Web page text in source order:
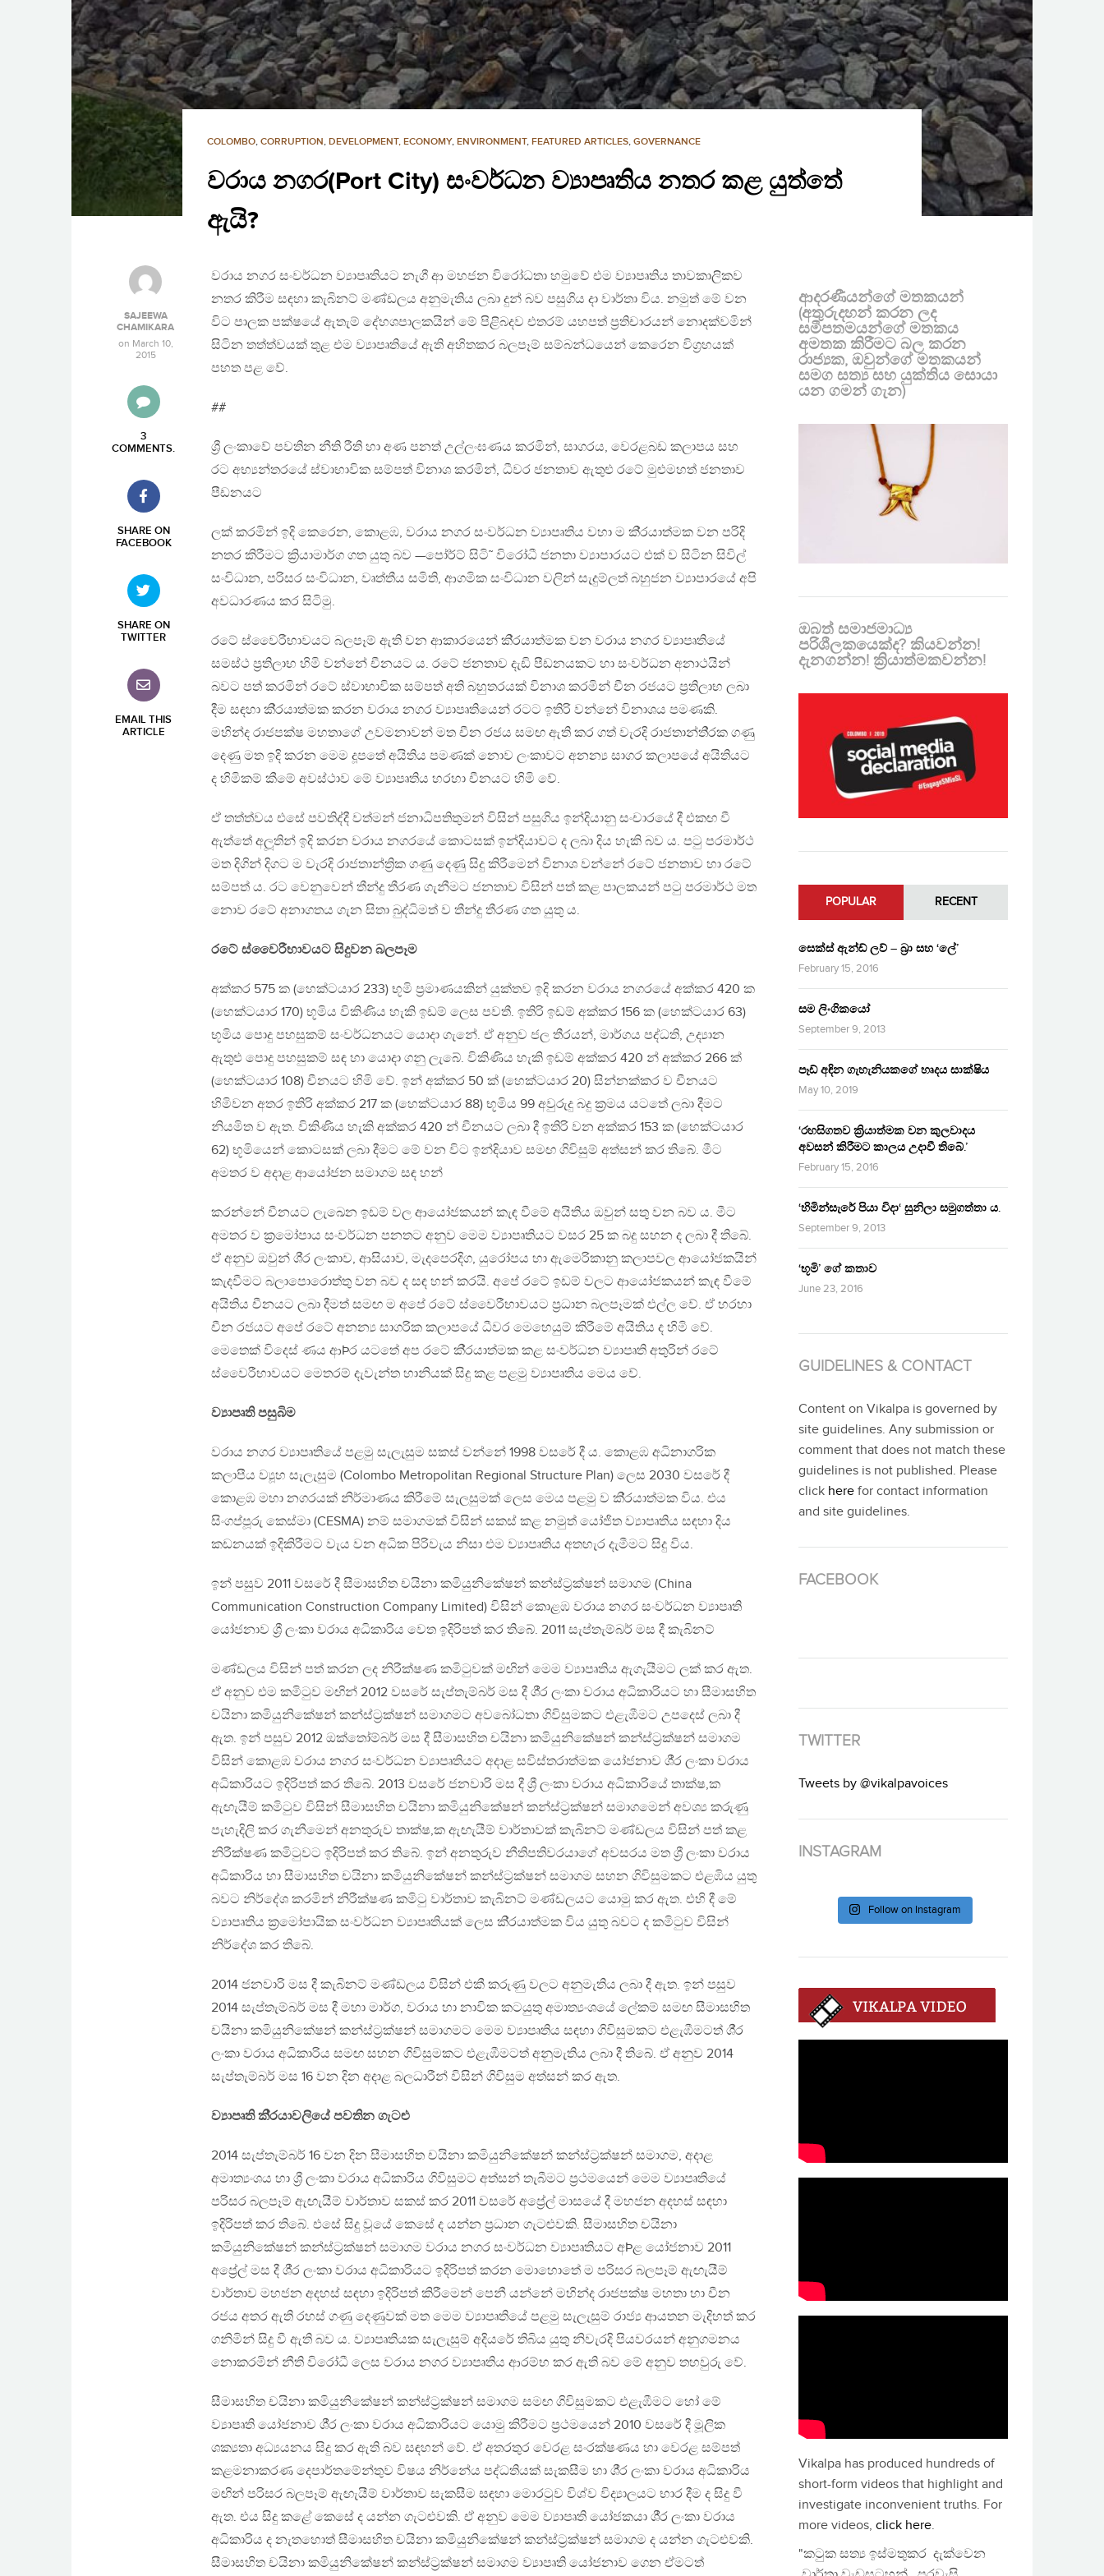
COLOMBO, CORRUPTION, DEVELOPMENT, ECONOMY, ENVIRONMENT, FEATURED ARTICLES, GOVERNANCE
වරාය නගර(Port City) සංවර්ධන ව්‍යාපෘතිය නතර කළ යුත්තේ
ඇයි?
SAJEEWA
CHAMIKARA
on March 10,
2015
3
COMMENTS.
SHARE ON
FACEBOOK
SHARE ON
TWITTER
EMAIL THIS
ARTICLE
වරාය නගර සංවර්ධන ව්‍යාපෘතියට නැගී ආ මහජන විරෝධතා හමුවේ එම ව්‍යාපෘතිය තාවකාලිකව
නතර කිරීම සඳහා කැබිනට් මණ්ඩලය අනුමැතිය ලබා දුන් බව පසුගිය දා වාර්තා විය. නමුත් මේ වන
විට පාලක පක්ෂයේ ඇතැම් දේහශපාලකයින් මේ පිළිබදව එතරම් යහපත් ප්‍රතිචාරයන් නොදක්වමින්
සිටින තත්ත්වයක් තුළ එම ව්‍යාපෘතියේ ඇති අහිතකර බලපෑම් සම්බන්ධයෙන් කෙරෙන විග්‍රහයක්
පහත පළ වේ.
##
ශ්‍රී ලංකාවේ පවතින නීති රීති හා අණ පනත් උල්ලංඝණය කරමින්, සාගරය, වෙරළබඩ කලාපය සහ
රට අභ්‍යන්තරයේ ස්වාභාවික සම්පත් විනාශ කරමින්, ධීවර ජනතාව ඇතුළු රටේ මුළුමහත් ජනතාව
පීඩනයට
ලක් කරමින් ඉදි කෙරෙන, කොළඹ, වරාය නගර සංවර්ධන ව්‍යාපෘතිය වහා ම කි්‍රයාත්මක වන පරිදි
නතර කිරීමට ක්‍රියාමාර්ග ගත යුතු බව —පෝර්ට් සිටි˜ විරෝධී ජනතා ව්‍යාපාරයට එක් ව සිටින සිවිල්
සංවිධාන, පරිසර සංවිධාන, වෘත්තීය සමිති, ආගමික සංවිධාන වලින් සැදුම්ලත් බහුජන ව්‍යාපාරයේ අපි
අවධාරණය කර සිටිමු.
රටේ ස්වෛරීභාවයට බලපෑම් ඇති වන ආකාරයෙන් කි්‍රයාත්මක වන වරාය නගර ව්‍යාපෘතියේ
සමස්ථ ප්‍රතිලාභ හිමි වන්නේ චීනයට ය. රටේ ජනතාව දැඩි පීඩනයකට හා සංවර්ධන අනාථයින්
බවට පත් කරමින් රටේ ස්වාභාවික සම්පත් අති බහුතරයක් විනාශ කරමින් චීන රජයට ප්‍රතිලාභ ලබා
දීම සඳහා කි්‍රයාත්මක කරන වරාය නගර ව්‍යාපෘතියෙන් රටට ඉතිරි වන්නේ විනාශය පමණකි.
මහින්ද රාජපක්ෂ මහතාගේ උවමනාවන් මත චීන රජය සමඟ ඇති කර ගත් වැරදි රාජතාන්ති්‍රක ගණු
දෙණු මත ඉදි කරන මෙම දූපතේ අයිතිය පමණක් නොව ලංකාවට අනන්‍ය සාගර කලාපයේ අයිතියට
ද හිමිකම් කීමේ අවස්ථාව මේ ව්‍යාපෘතිය හරහා චීනයට හිමි වේ.
ඒ තත්ත්වය එසේ පවතිද්දී වත්මන් ජනාධිපතිතුමන් විසින් පසුගිය ඉන්දියානු සංචාරයේ දී එකඟ වී
ඇත්තේ අලූතින් ඉදි කරන වරාය නගරයේ කොටසක් ඉන්දියාවට ද ලබා දිය හැකි බව ය. පටු පරමාර්ථ
මත දිගින් දිගට ම වැරදි රාජතාන්ත්‍රික ගණු දෙණු සිදු කිරීමෙන් විනාශ වන්නේ රටේ ජනතාව හා රටේ
සම්පත් ය. රට වෙනුවෙන් තීන්දු තීරණ ගැනීමට ජනතාව විසින් පත් කළ පාලකයන් පටු පරමාර්ථ මත
නොව රටේ අනාගතය ගැන සිතා බුද්ධිමත් ව තීන්දු තීරණ ගත යුතු ය.
රටේ ස්වෛරීභාවයට සිදුවන බලපෑම
අක්කර 575 ක (හෙක්ටයාර 233) භූමි ප්‍රමාණයකින් යුක්තව ඉදි කරන වරාය නගරයේ අක්කර 420 ක
(හෙක්ටයාර 170) භූමිය විකිණිය හැකි ඉඩම් ලෙස පවතී. ඉතිරි ඉඩම් අක්කර 156 ක (හෙක්ටයාර 63)
භූමිය පොදු පහසුකම් සංවර්ධනයට යොදා ගැනේ. ඒ අනුව ජල තීරයන්, මාර්ගය පද්ධති, උද්‍යාන
ඇතුළු පොදු පහසුකම් සඳ හා යොදා ගනු ලැබේ. විකිණිය හැකි ඉඩම් අක්කර 420 න් අක්කර 266 ක්
(හෙක්ටයාර 108) චීනයට හිමි වේ. ඉන් අක්කර 50 ක් (හෙක්ටයාර 20) සින්නක්කර ව චීනයට
හිමිවන අතර ඉතිරි අක්කර 217 ක (හෙක්ටයාර 88) භූමිය 99 අවුරුදු බදු ක්‍රමය යටතේ ලබා දීමට
නියමිත ව ඇත. විකිණිය හැකි අක්කර 420 න් චීනයට ලබා දී ඉතිරි වන අක්කර 153 ක (හෙක්ටයාර
62) භූමියෙන් කොටසක් ලබා දීමට මේ වන විට ඉන්දියාව සමඟ ගිවිසුම් අත්සන් කර තිබේ. මීට
අමතර ව අදාළ ආයෝජන සමාගම සඳ හන්
කරන්නේ චීනයට ලැඛෙන ඉඩම් වල ආයෝජකයන් කැඳ වීමේ අයිතිය ඔවුන් සතු වන බව ය. මීට
අමතර ව ක්‍රමෝපාය සංවර්ධන පනතට අනුව මෙම ව්‍යාපෘතියට වසර 25 ක බදු සහන ද ලබා දී තිබේ.
ඒ අනුව ඔවුන් ශි්‍ර ලංකාව, ආසියාව, මැදපෙරදිග, යුරෝපය හා ඇමෙරිකානු කලාපවල ආයෝජකයින්
කැදවීමට බලාපොරොත්තු වන බව ද සඳ හන් කරයි. අපේ රටේ ඉඩම් වලට ආයෝජකයන් කැඳ වීමේ
අයිතිය චීනයට ලබා දීමත් සමඟ ම අපේ රටේ ස්වෛරීභාවයට ප්‍රධාන බලපෑමක් එල්ල වේ. ඒ හරහා
චීන රජයට අපේ රටේ අනන්‍ය සාගරික කලාපයේ ධීවර මෙහෙයුම් කිරීමේ අයිතිය ද හිමි වේ.
මෙතෙක් විදෙස් ණය ආÞර යටතේ අප රටේ කි්‍රයාත්මක කළ සංවර්ධන ව්‍යාපෘති අතුරින් රටේ
ස්වෛරීභාවයට මෙතරම් දැවැන්ත හානියක් සිදු කළ පළමු ව්‍යාපෘතිය මෙය වේ.
ව්‍යාපෘති පසුබිම
වරාය නගර ව්‍යාපෘතියේ පළමු සැලැසුම සකස් වන්නේ 1998 වසරේ දී ය. කොළඹ අධිනාගරික
කලාපීය ව්‍යූහ සැලැසුම (Colombo Metropolitan Regional Structure Plan) ලෙස 2030 වසරේ දී
කොළඹ මහා නගරයක් නිර්මාණය කිරීමේ සැලසුමක් ලෙස මෙය පළමු ව කි්‍රයාත්මක විය. එය
සිංගප්පූරු කෙස්මා (CESMA) නම් සමාගමක් විසින් සකස් කළ නමුත් යෝජිත ව්‍යාපෘතිය සඳහා දිය
කඩනයක් ඉදිකිරීමට වැය වන අධික පිරිවැය නිසා එම ව්‍යාපෘතිය අතහැර දැමීමට සිදු විය.
ඉන් පසුව 2011 වසරේ දී සීමාසහිත චයිනා කමියුනිකේෂන් කන්ස්ට්‍රක්ෂන් සමාගම (China
Communication Construction Company Limited) විසින් කොළඹ වරාය නගර සංවර්ධන ව්‍යාපෘති
යෝජනාව ශ්‍රී ලංකා වරාය අධිකාරිය වෙත ඉදිරිපත් කර තිබේ. 2011 සැප්තැම්බර් මස දී කැබිනට්
මණ්ඩලය විසින් පත් කරන ලද නිරීක්ෂණ කමිටුවක් මඟින් මෙම ව්‍යාපෘතිය ඇගැයීමට ලක් කර ඇත.
ඒ අනුව එම කමිටුව මඟින් 2012 වසරේ සැප්තැම්බර් මස දී ශී්‍ර ලංකා වරාය අධිකාරියට හා සීමාසහිත
චයිනා කමියුනිකේෂන් කන්ස්ට්‍රක්ෂන් සමාගමට අවබෝධතා ගිවිසුමකට එළැඹීමට උපදෙස් ලබා දී
ඇත. ඉන් පසුව 2012 ඔක්තෝම්බර් මස දී සීමාසහිත චයිනා කමියුනිකේෂන් කන්ස්ට්‍රක්ෂන් සමාගම
විසින් කොළඹ වරාය නගර සංවර්ධන ව්‍යාපෘතියට අදාළ සවිස්තරාත්මක යෝජනාව ශී්‍ර ලංකා වරාය
අධිකාරියට ඉදිරිපත් කර තිබේ. 2013 වසරේ ජනවාරි මස දී ශ්‍රී ලංකා වරාය අධිකාරියේ තාක්ෂ‚ක
ඇඟැයීම් කමිටුව විසින් සීමාසහිත චයිනා කමියුනිකේෂන් කන්ස්ට්‍රක්ෂන් සමාගමෙන් අවශ්‍ය කරුණු
පැහැදිලි කර ගැනීමෙන් අනතුරුව තාක්ෂ‚ක ඇඟැයීම් වාර්තාවක් කැබිනට් මණ්ඩලය විසින් පත් කළ
නිරීක්ෂණ කමිටුවට ඉදිරිපත් කර තිබේ. ඉන් අනතුරුව නීතිපතිවරයාගේ අවසරය මත ශ්‍රී ලංකා වරාය
අධිකාරිය හා සීමාසහිත චයිනා කමියුනිකේෂන් කන්ස්ට්‍රක්ෂන් සමාගම සහන ගිවිසුමකට එළඹිය යුතු
බවට නිර්දේශ කරමින් නිරීක්ෂණ කමිටු වාර්තාව කැබිනට් මණ්ඩලයට යොමු කර ඇත. එහි දී මේ
ව්‍යාපෘතිය ක්‍රමෝපායික සංවර්ධන ව්‍යාපෘතියක් ලෙස කි්‍රයාත්මක විය යුතු බවට ද කමිටුව විසින්
නිර්දේශ කර තිබේ.
2014 ජනවාරි මස දී කැබිනට් මණ්ඩලය විසින් එකී කරුණු වලට අනුමැතිය ලබා දී ඇත. ඉන් පසුව
2014 සැප්තැම්බර් මස දී මහා මාර්ග, වරාය හා නාවික කටයුතු අමාත්‍යංශයේ ලේකම් සමඟ සීමාසහිත
චයිනා කමියුනිකේෂන් කන්ස්ට්‍රක්ෂන් සමාගමට මෙම ව්‍යාපෘතිය සඳහා ගිවිසුමකට එළැඹීමටත් ශී්‍ර
ලංකා වරාය අධිකාරිය සමඟ සහන ගිවිසුමකට එළැඹීමටත් අනුමැතිය ලබා දී තිබේ. ඒ අනුව 2014
සැප්තැම්බර් මස 16 වන දින අදාළ බලධාරීන් විසින් ගිවිසුම අත්සන් කර ඇත.
ව්‍යාපෘති කි්‍රයාවලියේ පවතින ගැටළු
2014 සැප්තැම්බර් 16 වන දින සීමාසහිත චයිනා කමියුනිකේෂන් කන්ස්ට්‍රක්ෂන් සමාගම, අදාළ
අමාත්‍යංශය හා ශ්‍රී ලංකා වරාය අධිකාරිය ගිවිසුමට අත්සන් තැබීමට ප්‍රථමයෙන් මෙම ව්‍යාපෘතියේ
පරිසර බලපෑම් ඇඟැයීම් වාර්තාව සකස් කර 2011 වසරේ අප්‍රේල් මාසයේ දී මහජන අදහස් සඳහා
ඉදිරිපත් කර තිබේ. එසේ සිදු වූයේ කෙසේ ද යන්න ප්‍රධාන ගැටළුවකි. සීමාසහිත චයිනා
කමියුනිකේෂන් කන්ස්ට්‍රක්ෂන් සමාගම වරාය නගර සංවර්ධන ව්‍යාපෘතියට අÞළ යෝජනාව 2011
අප්‍රේල් මස දී ශී්‍ර ලංකා වරාය අධිකාරියට ඉදිරිපත් කරන මොහොතේ ම පරිසර බලපෑම් ඇඟැයීම්
වාර්තාව මහජන අදහස් සඳහා ඉදිරිපත් කිරීමෙන් පෙනී යන්නේ මහින්ද රාජපක්ෂ මහතා හා චීන
රජය අතර ඇති රහස් ගණු දෙණුවක් මත මෙම ව්‍යාපෘතියේ පළමු සැලැසුම් රාජ්‍ය ආයතන මැදිහත් කර
ගනිමින් සිදු වී ඇති බව ය. ව්‍යාපෘතියක සැලැසුම් අදියරේ තිබිය යුතු නිවැරදි පියවරයන් අනුගමනය
නොකරමින් නීති විරෝධී ලෙස වරාය නගර ව්‍යාපෘතිය ආරම්භ කර ඇති බව මේ අනුව තහවුරු වේ.
සීමාසහිත චයිනා කමියුනිකේෂන් කන්ස්ට්‍රක්ෂන් සමාගම සමඟ ගිවිසුමකට එළැඹීමට හෝ මේ
ව්‍යාපෘති යෝජනාව ශී්‍ර ලංකා වරාය අධිකාරියට යොමු කිරීමට ප්‍රථමයෙන් 2010 වසරේ දී මූලික
ශක්‍යතා අධ්‍යයනය සිදු කර ඇති බව සඳහන් වේ. ඒ අතරතුර වෙරළ සංරක්ෂණය හා වෙරළ සම්පත්
කළමනාකරණ දෙපාර්තමේන්තුව විෂය නිර්නේය පද්ධතියක් සැකසීම හා ශී්‍ර ලංකා වරාය අධිකාරිය
මඟින් පරිසර බලපෑම් ඇඟැයීම් වාර්තාව සැකසීම සඳහා මොරටුව විශ්ව විද්‍යාලයට භාර දීම ද සිදු වී
ඇත. එය සිදු කළේ කෙසේ ද යන්න ගැටළුවකි. ඒ අනුව මෙම ව්‍යාපෘති යෝජකයා ශී්‍ර ලංකා වරාය
අධිකාරිය ද නැතහොත් සීමාසහිත චයිනා කමියුනිකේෂන් කන්ස්ට්‍රක්ෂන් සමාගම ද යන්න ගැටළුවකි.
සීමාසහිත චයිනා කමියුනිකේෂන් කන්ස්ට්‍රක්ෂන් සමාගම ව්‍යාපෘති යෝජනාව ගෙන ඒමටත්
ආදරණීයන්ගේ මතකයන්
(අතුරුදහන් කරන ලද
සමීපතමයන්ගේ මතකය
අමතක කිරීමට බල කරන
රාජ්‍යක, ඔවුන්ගේ මතකයන්
සමග සත්‍ය සහ යුක්තිය සොයා
යන ගමන් ගැන)
ඔබත් සමාජමාධ්‍ය
පරිශීලකයෙක්ද? කියවන්න!
දැනගන්න! ක්‍රියාත්මකවන්න!
POPULAR RECENT
සෙක්ස් ඇන්ඩ් ලව් – බ්‍රා සහ ‘ලේ’
February 15, 2016
සම ලිංගිකයෝ
September 9, 2013
පෑඩ් අඳින ගැහැනියකගේ හෘදය සාක්ෂිය
May 10, 2019
‘රහසිගතව ක්‍රියාත්මක වන කුලවාදය
අවසන් කිරීමට කාලය උදාවී තිබේ.’
February 15, 2016
‘හිමින්සැරේ පියා විදා‘ සුනිලා සමුගත්තා ය.
September 9, 2013
‘භූමි’ ගේ කතාව
June 23, 2016
GUIDELINES & CONTACT
Content on Vikalpa is governed by
site guidelines. Any submission or
comment that does not match these
guidelines is not published. Please
click here for contact information
and site guidelines.
FACEBOOK
TWITTER
Tweets by @vikalpavoices
INSTAGRAM
Follow on Instagram
Vikalpa has produced hundreds of
short-form videos that highlight and
investigate inconvenient truths. For
more videos, click here.
"කටුක සත්‍ය ඉස්මතුකර දැක්වෙන